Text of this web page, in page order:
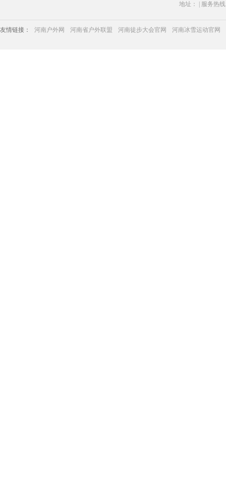
地址： | 服务热线
友情链接： 河南户外网 河南省户外联盟 河南徒步大会官网 河南冰雪运动官网